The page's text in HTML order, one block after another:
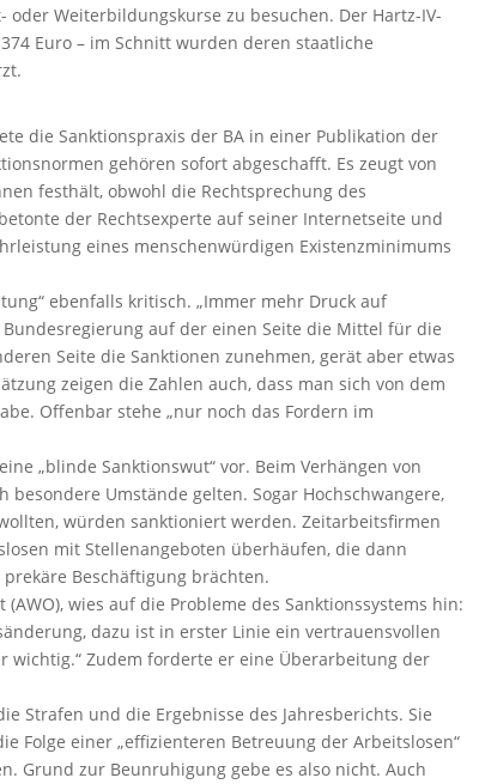
Weiterbildungskurse zu besuchen. Der Hartz-IV-
Euro – im Schnitt wurden deren staatliche
die Sanktionspraxis der BA in einer Publikation der
gehören sofort abgeschafft. Es zeugt von
festhält, obwohl die Rechtsprechung des
der Rechtsexperte auf seiner Internetseite und
eines menschenwürdigen Existenzminimums
ebenfalls kritisch. „Immer mehr Druck auf
auf der einen Seite die Mittel für die
Seite die Sanktionen zunehmen, gerät aber etwas
zeigen die Zahlen auch, dass man sich von dem
Offenbar stehe „nur noch das Fordern im
„blinde Sanktionswut“ vor. Beim Verhängen von
Umstände gelten. Sogar Hochschwangere,
würden sanktioniert werden. Zeitarbeitsfirmen
mit Stellenangeboten überhäufen, die dann
Beschäftigung brächten.
wies auf die Probleme des Sanktionssystems hin:
dazu ist in erster Linie ein vertrauensvollen
Zudem forderte er eine Überarbeitung der
Strafen und die Ergebnisse des Jahresberichts. Sie
Folge einer „effizienteren Betreuung der Arbeitslosen“
Grund zur Beunruhigung gebe es also nicht. Auch